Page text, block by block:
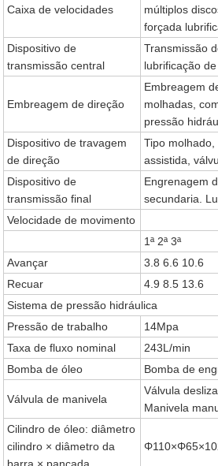
Caixa de velocidades
múltiplos
forçada
Dispositivo de
transmissão central
Transmissão
lubrificação
Embreagem de direção
Embreagem
molhadas,
pressão
Dispositivo de travagem
de direção
Tipo
assistida,
Dispositivo de
transmissão final
Engrenagem
secundaria.
Velocidade de movimento
1ª 2ª 3ª
Avançar
3.8 6.6 10.6
Recuar
4.9 8.5 13.6
Sistema de pressão hidráulica
Pressão de trabalho
14Mpa
Taxa de fluxo nominal
243L/min
Bomba de óleo
Bomba de
Válvula de manivela
Válvula
Manivela
Cilindro de óleo: diâmetro
cilindro × diâmetro da